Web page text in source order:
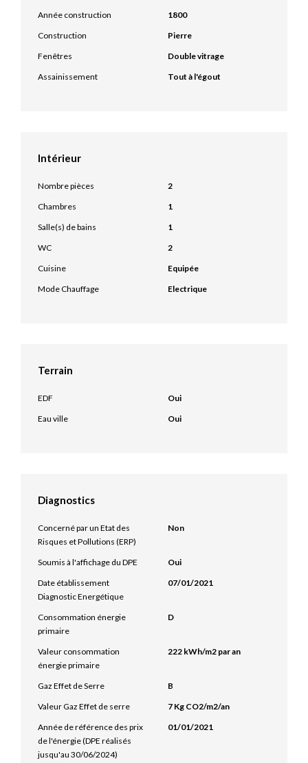
Année construction
1800
Construction
Pierre
Fenêtres
Double vitrage
Assainissement
Tout à l'égout
Intérieur
Nombre pièces
2
Chambres
1
Salle(s) de bains
1
WC
2
Cuisine
Equipée
Mode Chauffage
Electrique
Terrain
EDF
Oui
Eau ville
Oui
Diagnostics
Concerné par un Etat des
Risques et Pollutions (ERP)
Non
Soumis à l'affichage du DPE
Oui
Date établissement
Diagnostic Energétique
07/01/2021
Consommation énergie
primaire
D
Valeur consommation
énergie primaire
222 kWh/m2 par an
Gaz Effet de Serre
B
Valeur Gaz Effet de serre
7 Kg CO2/m2/an
Année de référence des prix
de l'énergie (DPE réalisés
jusqu'au 30/06/2024)
01/01/2021